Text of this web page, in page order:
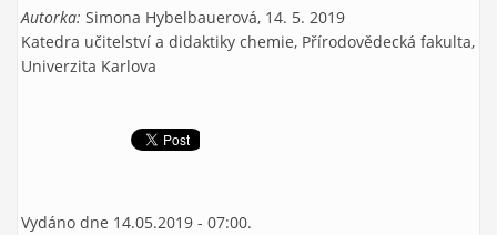
Autorka: Simona Hybelbauerová, 14. 5. 2019
Katedra učitelství a didaktiky chemie, Přírodovědecká fakulta,
Univerzita Karlova
Vydáno dne 14.05.2019 - 07:00.